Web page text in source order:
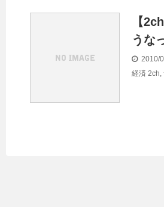
【
うな
2010/
経済 2ch,